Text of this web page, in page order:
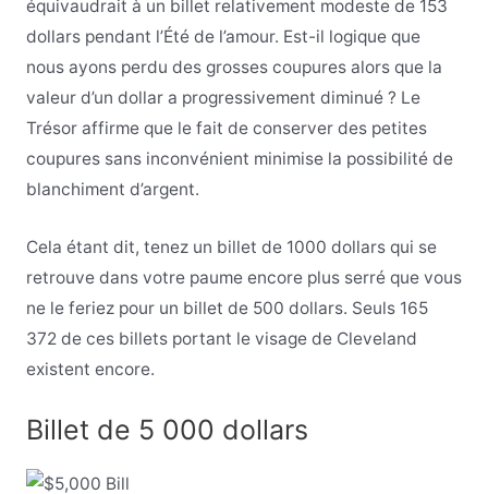
équivaudrait à un billet relativement modeste de 153
dollars pendant l’Été de l’amour. Est-il logique que
nous ayons perdu des grosses coupures alors que la
valeur d’un dollar a progressivement diminué ? Le
Trésor affirme que le fait de conserver des petites
coupures sans inconvénient minimise la possibilité de
blanchiment d’argent.
Cela étant dit, tenez un billet de 1000 dollars qui se
retrouve dans votre paume encore plus serré que vous
ne le feriez pour un billet de 500 dollars. Seuls 165
372 de ces billets portant le visage de Cleveland
existent encore.
Billet de 5 000 dollars